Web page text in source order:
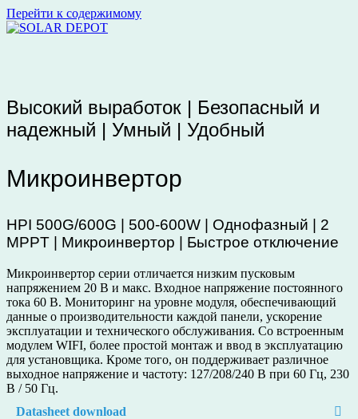
Перейти к содержимому
Высокий выработок | Безопасный и
надежный | Умный | Удобный
Микроинвертор
HPI 500G/600G | 500-600W | Однофазный | 2
MPPT | Микроинвертор | Быстрое отключение
Микроинвертор серии отличается низким пусковым
напряжением 20 В и макс. Входное напряжение постоянного
тока 60 В. Мониторинг на уровне модуля, обеспечивающий
данные о производительности каждой панели, ускорение
эксплуатации и технического обслуживания. Со встроенным
модулем WIFI, более простой монтаж и ввод в эксплуатацию
для установщика. Кроме того, он поддерживает различное
выходное напряжение и частоту: 127/208/240 В при 60 Гц, 230
В / 50 Гц.
Datasheet download